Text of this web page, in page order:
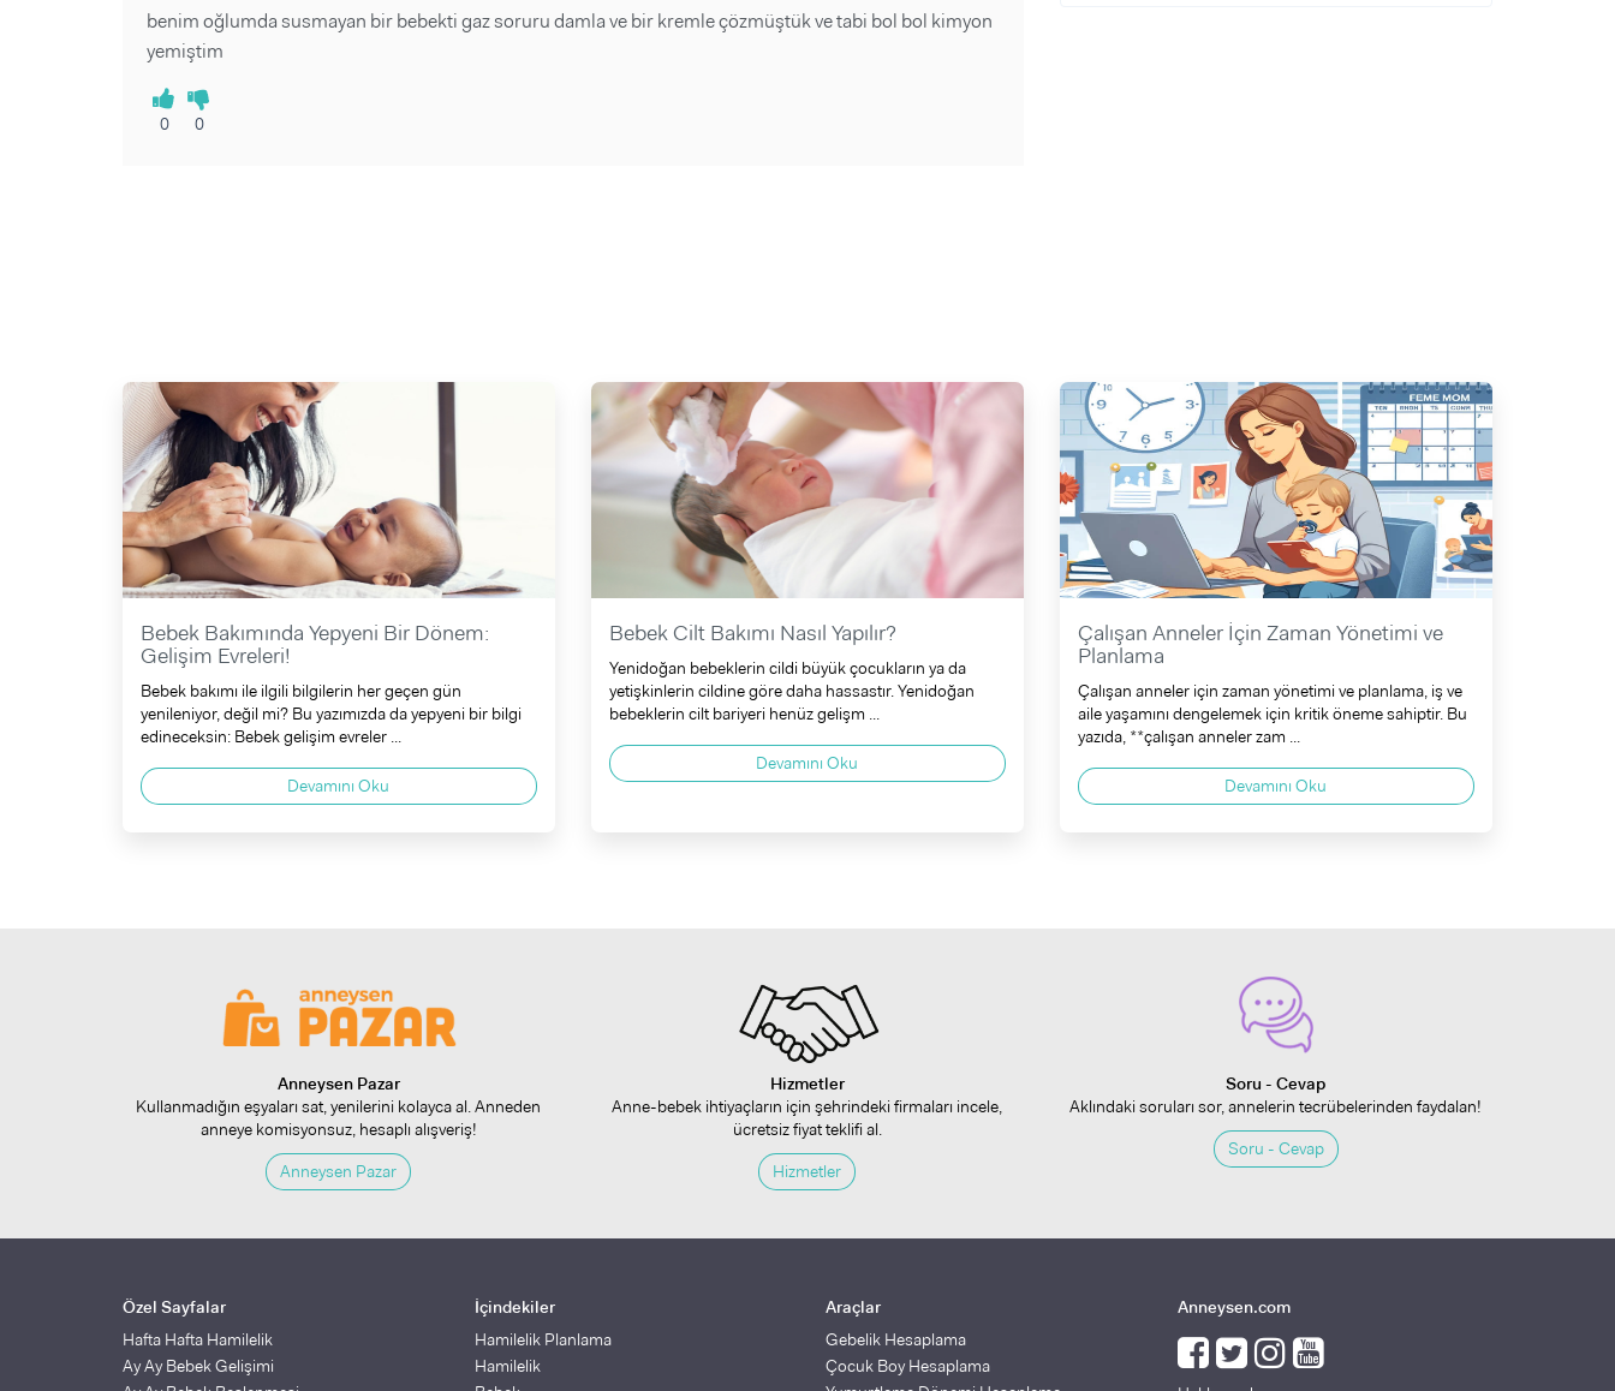
benim oğlumda susmayan bir bebekti gaz soruru damla ve bir kremle çözmüştük ve tabi bol bol kimyon
yemiştim
0 0
Bebek Bakımında Yepyeni Bir Dönem:
Gelişim Evreleri!
Bebek bakımı ile ilgili bilgilerin her geçen gün
yenileniyor, değil mi? Bu yazımızda da yepyeni bir bilgi
edineceksin: Bebek gelişim evreler ...
Devamını Oku
Bebek Cilt Bakımı Nasıl Yapılır?
Yenidoğan bebeklerin cildi büyük çocukların ya da
yetişkinlerin cildine göre daha hassastır. Yenidoğan
bebeklerin cilt bariyeri henüz gelişm ...
Devamını Oku
Çalışan Anneler İçin Zaman Yönetimi ve
Planlama
Çalışan anneler için zaman yönetimi ve planlama, iş ve
aile yaşamını dengelemek için kritik öneme sahiptir. Bu
yazıda, **çalışan anneler zam ...
Devamını Oku
Anneysen Pazar
Kullanmadığın eşyaları sat, yenilerini kolayca al. Anneden
anneye komisyonsuz, hesaplı alışveriş!
Anneysen Pazar
Hizmetler
Anne-bebek ihtiyaçların için şehrindeki firmaları incele,
ücretsiz fiyat teklifi al.
Hizmetler
Soru - Cevap
Aklındaki soruları sor, annelerin tecrübelerinden faydalan!
Soru - Cevap
Özel Sayfalar
Hafta Hafta Hamilelik
Ay Ay Bebek Gelişimi
İçindekiler
Hamilelik Planlama
Hamilelik
Araçlar
Gebelik Hesaplama
Çocuk Boy Hesaplama
Anneysen.com